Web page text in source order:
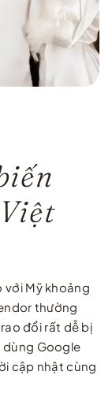
với Mỹ khoảng
thường
đổi rất dễ bị
dùng Google
cập nhật cùng